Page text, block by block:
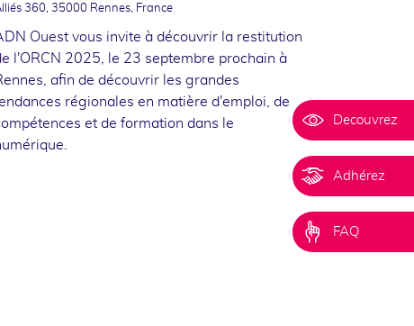
360, 35000 Rennes, France
Ouest vous invite à découvrir la restitution
l'ORCN 2025, le 23 septembre prochain à
afin de découvrir les grandes
régionales en matière d'emploi, de
et de formation dans le
Decouvrez
Adhérez
FAQ